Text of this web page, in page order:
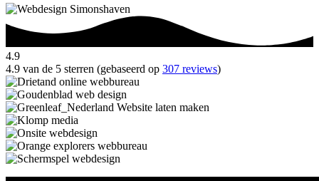
4.9
4.9 van de 5 sterren (gebaseerd op 307 reviews)